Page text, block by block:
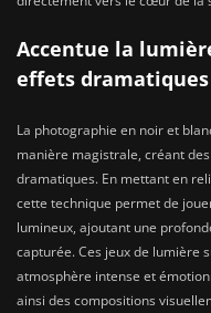
Accentue la
effets dramatiques
La photographie en noir et
manière magistrale, créant
dramatiques. En mettant en
cette technique permet de
lumineux, ajoutant une
capturée. Ces jeux de lumière
atmosphère intense et
ainsi des compositions